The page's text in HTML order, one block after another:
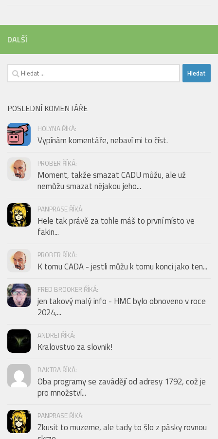
DALŠÍ
Vyhledávání
POSLEDNÍ KOMENTÁŘE
HOLYNA ŘÍKÁ:
Vypínám komentáře, nebaví mi to číst.
PROBER ŘÍKÁ:
Moment, takže smazat CADU můžu, ale už
nemůžu smazat nějakou jeho...
PANPRASE ŘÍKÁ:
Hele tak právě za tohle máš to první místo ve
fakin...
PROBER ŘÍKÁ:
K tomu CADA - jestli můžu k tomu konci jako ten...
FRED BROOKER ŘÍKÁ:
jen takový malý info - HMC bylo obnoveno v roce
2024,...
ANDREJ ŘÍKÁ:
Kralovstvo za slovnik!
BAKTRA ŘÍKÁ:
Oba programy se zavádějí od adresy 1792, což je
pro množství...
PANPRASE ŘÍKÁ:
Zkusit to muzeme, ale tady to šlo z pásky rovnou